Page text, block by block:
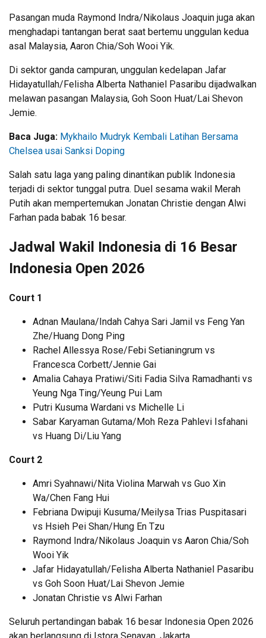
Pasangan muda Raymond Indra/Nikolaus Joaquin juga akan
menghadapi tantangan berat saat bertemu unggulan kedua
asal Malaysia, Aaron Chia/Soh Wooi Yik.
Di sektor ganda campuran, unggulan kedelapan Jafar
Hidayatullah/Felisha Alberta Nathaniel Pasaribu dijadwalkan
melawan pasangan Malaysia, Goh Soon Huat/Lai Shevon
Jemie.
Baca Juga: Mykhailo Mudryk Kembali Latihan Bersama
Chelsea usai Sanksi Doping
Salah satu laga yang paling dinantikan publik Indonesia
terjadi di sektor tunggal putra. Duel sesama wakil Merah
Putih akan mempertemukan Jonatan Christie dengan Alwi
Farhan pada babak 16 besar.
Jadwal Wakil Indonesia di 16 Besar
Indonesia Open 2026
Court 1
Adnan Maulana/Indah Cahya Sari Jamil vs Feng Yan
Zhe/Huang Dong Ping
Rachel Allessya Rose/Febi Setianingrum vs
Francesca Corbett/Jennie Gai
Amalia Cahaya Pratiwi/Siti Fadia Silva Ramadhanti vs
Yeung Nga Ting/Yeung Pui Lam
Putri Kusuma Wardani vs Michelle Li
Sabar Karyaman Gutama/Moh Reza Pahlevi Isfahani
vs Huang Di/Liu Yang
Court 2
Amri Syahnawi/Nita Violina Marwah vs Guo Xin
Wa/Chen Fang Hui
Febriana Dwipuji Kusuma/Meilysa Trias Puspitasari
vs Hsieh Pei Shan/Hung En Tzu
Raymond Indra/Nikolaus Joaquin vs Aaron Chia/Soh
Wooi Yik
Jafar Hidayatullah/Felisha Alberta Nathaniel Pasaribu
vs Goh Soon Huat/Lai Shevon Jemie
Jonatan Christie vs Alwi Farhan
Seluruh pertandingan babak 16 besar Indonesia Open 2026